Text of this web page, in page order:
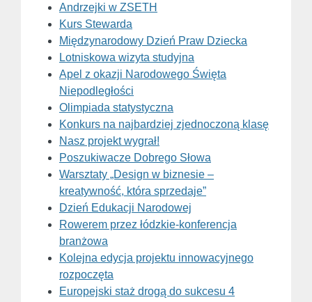
Andrzejki w ZSETH
Kurs Stewarda
Międzynarodowy Dzień Praw Dziecka
Lotniskowa wizyta studyjna
Apel z okazji Narodowego Święta
Niepodległości
Olimpiada statystyczna
Konkurs na najbardziej zjednoczoną klasę
Nasz projekt wygrał!
Poszukiwacze Dobrego Słowa
Warsztaty „Design w biznesie –
kreatywność, która sprzedaje”
Dzień Edukacji Narodowej
Rowerem przez łódzkie-konferencja
branżowa
Kolejna edycja projektu innowacyjnego
rozpoczęta
Europejski staż drogą do sukcesu 4